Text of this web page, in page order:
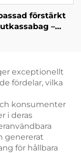
förstärkt
–
exceptionellt
fördelar, vilka
konsumenter
i deras
genererat
för hållbara